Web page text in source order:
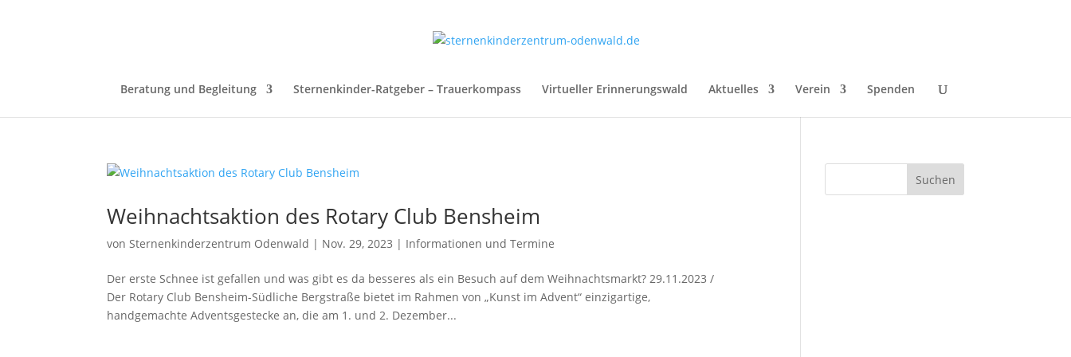
Beratung und Begleitung Sternenkinder-Ratgeber – Trauerkompass Virtueller Erinnerungswald Aktuelles Verein Spenden
Weihnachtsaktion des Rotary Club Bensheim
vonSternenkinderzentrum Odenwald | Nov. 29, 2023 | Informationen und Termine
Der erste Schnee ist gefallen und was gibt es da besseres als ein Besuch auf dem Weihnachtsmarkt? 29.11.2023 /
Der Rotary Club Bensheim-Südliche Bergstraße bietet im Rahmen von „Kunst im Advent“ einzigartige,
handgemachte Adventsgestecke an, die am 1. und 2. Dezember...